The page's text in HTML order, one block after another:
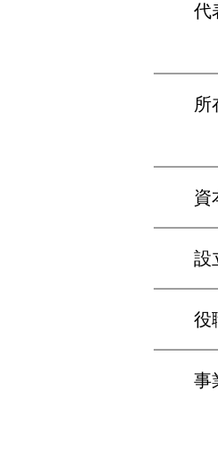
代
所
資
設
役
事